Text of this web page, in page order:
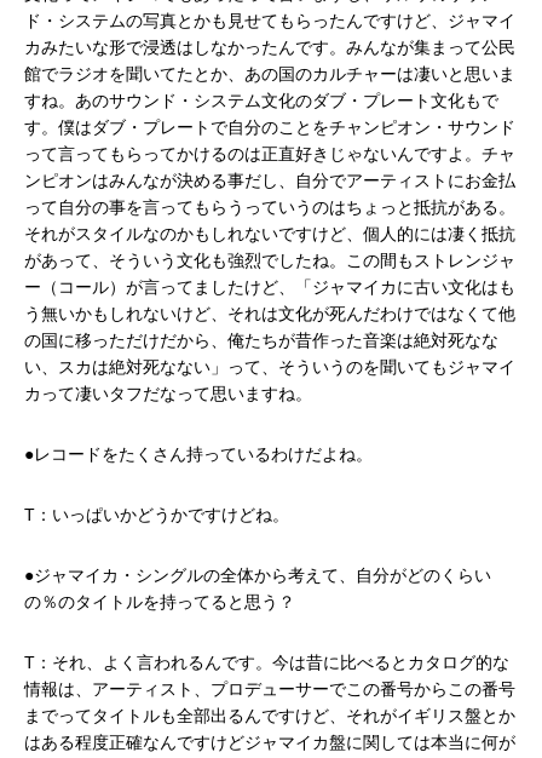
ド・システムの写真とかも見せてもらったんですけど、ジャマイ
カみたいな形で浸透はしなかったんです。みんなが集まって公民
館でラジオを聞いてたとか、あの国のカルチャーは凄いと思いま
すね。あのサウンド・システム文化のダブ・プレート文化もで
す。僕はダブ・プレートで自分のことをチャンピオン・サウンド
って言ってもらってかけるのは正直好きじゃないんですよ。チャ
ンピオンはみんなが決める事だし、自分でアーティストにお金払
って自分の事を言ってもらうっていうのはちょっと抵抗がある。
それがスタイルなのかもしれないですけど、個人的には凄く抵抗
があって、そういう文化も強烈でしたね。この間もストレンジャ
ー（コール）が言ってましたけど、「ジャマイカに古い文化はも
う無いかもしれないけど、それは文化が死んだわけではなくて他
の国に移っただけだから、俺たちが昔作った音楽は絶対死なな
い、スカは絶対死なない」って、そういうのを聞いてもジャマイ
カって凄いタフだなって思いますね。
●レコードをたくさん持っているわけだよね。
T：いっぱいかどうかですけどね。
●ジャマイカ・シングルの全体から考えて、自分がどのくらい
の％のタイトルを持ってると思う？
T：それ、よく言われるんです。今は昔に比べるとカタログ的な
情報は、アーティスト、プロデューサーでこの番号からこの番号
までってタイトルも全部出るんですけど、それがイギリス盤とか
はある程度正確なんですけどジャマイカ盤に関しては本当に何が